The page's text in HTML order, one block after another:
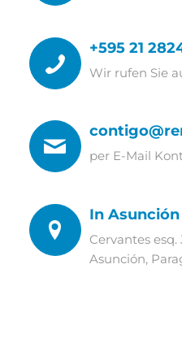
+595 21
Wir rufen Sie
per E-Mail
In Asunción
Cervantes esq.
Asunción,